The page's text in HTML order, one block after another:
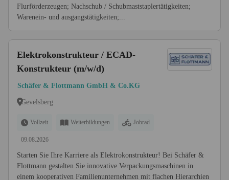
Flurförderzeugen; Nachschub / Schubmaststaplertätigkeiten;
Warenein- und ausgangstätigkeiten;...
Elektrokonstrukteur / ECAD-
Konstrukteur (m/w/d)
Schäfer & Flottmann GmbH & Co.KG
Gevelsberg
Vollzeit Weiterbildungen Jobrad
09.08.2026
Starten Sie Ihre Karriere als Elektrokonstrukteur! Bei Schäfer &
Flottmann gestalten Sie innovative Verpackungsmaschinen in
einem kooperativen Familienunternehmen mit flachen Hierarchien